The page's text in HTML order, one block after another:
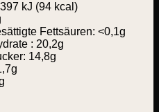
kJ (94 kcal)
Fettsäuren: <0,1g
: 20,2g
14,8g